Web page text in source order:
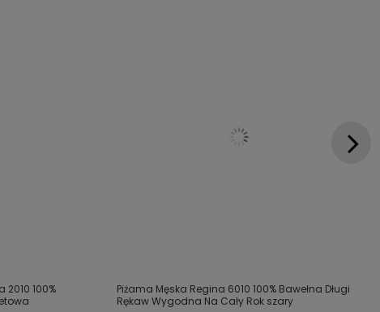
100%
Piżama Męska Regina 6010 100% Bawełna Długi
Rękaw Wygodna Na Cały Rok szary